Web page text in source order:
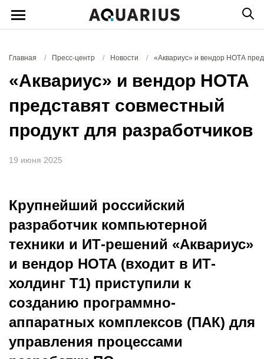
Главная / Пресс-центр / Новости / «Аквариус» и вендор НОТА
«Аквариус» и вендор НОТА
представят совместный
продукт для разработчиков
19 июня 2025
Крупнейший российский
разработчик компьютерной
техники и ИТ-решений «Аквариус»
и вендор НОТА (входит в ИТ-
холдинг T1) приступили к
созданию программно-
аппаратных комплексов (ПАК) для
управления процессами